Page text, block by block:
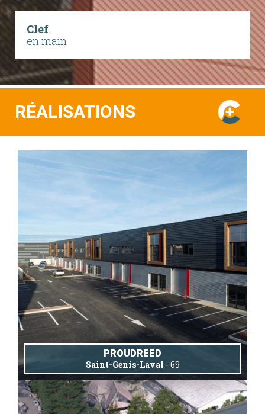
Clef
en main
RÉALISATIONS
PROUDREED
Saint-Genis-Laval - 69